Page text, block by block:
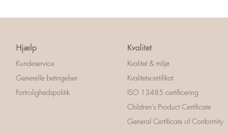
Hjælp
Kundeservice
Generelle betingelser
Fortrolighedspolitik
Kvalitet
Kvalitet & miljø
Kvalitetscertifikat
ISO 13485 certificering
Children's Product Certificate
General Certificate of Conformity